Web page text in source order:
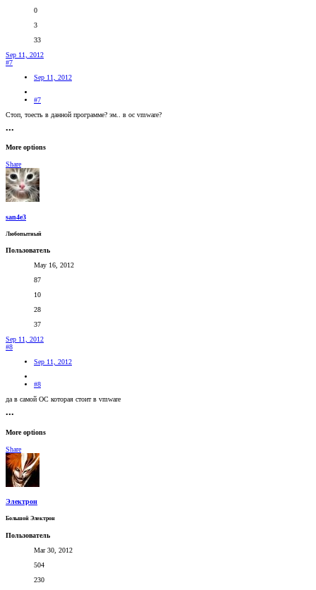
0
3
33
Sep 11, 2012
#7
Sep 11, 2012
#7
Стоп, тоесть в данной программе? эм.. в oc vmware?
•••
More options
Share
san4e3
Любопытный
Пользователь
May 16, 2012
87
10
28
37
Sep 11, 2012
#8
Sep 11, 2012
#8
да в самой ОС которая стоит в vmware
•••
More options
Share
Электрон
Большой Электрон
Пользователь
Mar 30, 2012
504
230